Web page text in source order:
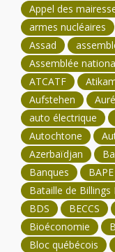
Appel des
armes nucléaires
Assad
Assemblée
ATCATF
Aufstehen
auto électrique
Autochtone
Azerbaïdjan
Banques
BAPE
Bataille de Billings
BDS
BECCS
Bioéconomie
Bloc québécois